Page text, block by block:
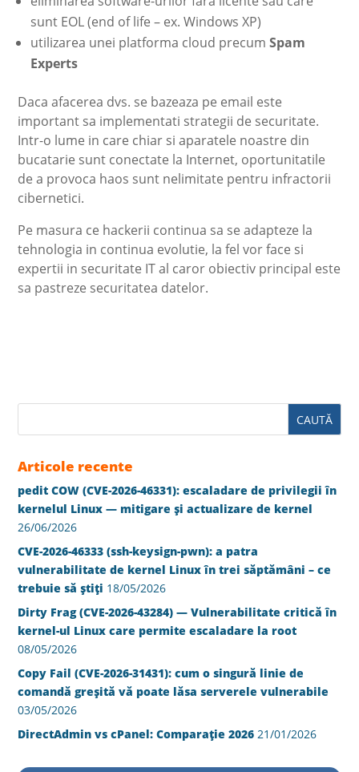
sunt EOL (end of life – ex. Windows XP)
utilizarea unei platforma cloud precumSpam
Experts
Daca afacerea dvs. se bazeaza pe email este
important sa implementati strategii de securitate.
Intr-o lume in care chiar si aparatele noastre din
bucatarie sunt conectate la Internet, oportunitatile
de a provoca haos sunt nelimitate pentru infractorii
cibernetici.
Pe masura ce hackerii continua sa se adapteze la
tehnologia in continua evolutie, la fel vor face si
expertii in securitate IT al caror obiectiv principal este
sa pastreze securitatea datelor.
Articole recente
pedit COW (CVE-2026-46331): escaladare de privilegii în
kernelul Linux — mitigare și actualizare de kernel
26/06/2026
CVE-2026-46333 (ssh-keysign-pwn): a patra
vulnerabilitate de kernel Linux în trei săptămâni – ce
trebuie să știți 18/05/2026
Dirty Frag (CVE-2026-43284) — Vulnerabilitate critică în
kernel-ul Linux care permite escaladare la root
08/05/2026
Copy Fail (CVE-2026-31431): cum o singură linie de
comandă greșită vă poate lăsa serverele vulnerabile
03/05/2026
DirectAdmin vs cPanel: Comparație 2026 21/01/2026